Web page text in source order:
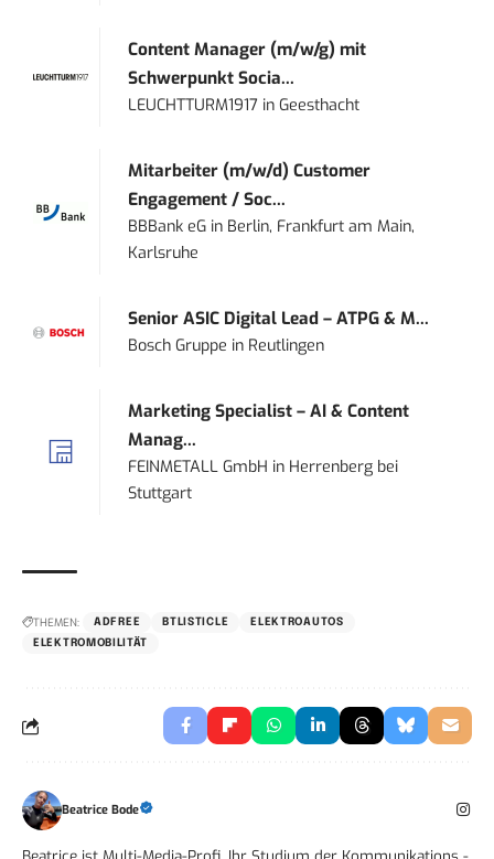
Content Manager (m/w/g) mit
Schwerpunkt Socia...
LEUCHTTURM1917 inGeesthacht
Mitarbeiter (m/w/d) Customer
Engagement / Soc...
BBBank eG in Berlin, Frankfurt am Main,
Karlsruhe
Senior ASIC Digital Lead – ATPG & M...
Bosch Gruppe in Reutlingen
Marketing Specialist – AI & Content
Manag...
FEINMETALL GmbH in Herrenberg bei
Stuttgart
THEMEN: ADFREE BTLISTICLE
ELEKTROAUTOS
ELEKTROMOBILITÄT
Beatrice Bode